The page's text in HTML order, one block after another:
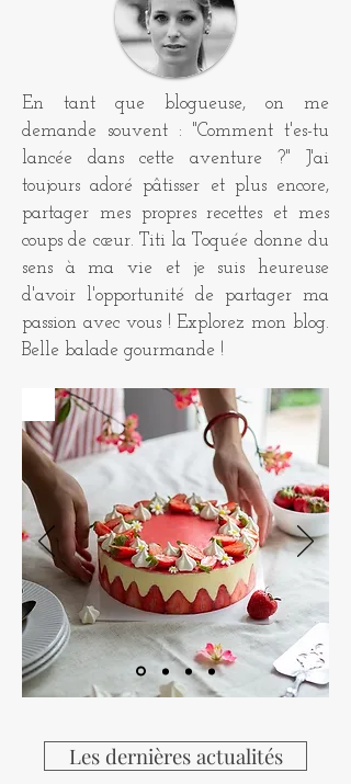
En tant que blogueuse, on me
demande souvent : "Comment t'es-tu
lancée dans cette aventure ?" J'ai
toujours adoré pâtisser et plus encore,
partager mes propres recettes et mes
coups de cœur. Titi la Toquée donne du
sens à ma vie et je suis heureuse
d'avoir l'opportunité de partager ma
passion avec vous ! Explorez mon blog.
Belle balade gourmande !
Les dernières actualités